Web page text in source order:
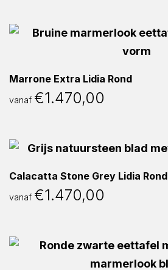
Marrone Extra Lidia Rond
vanaf €1.470,00
Calacatta Stone Grey Lidia Rond
vanaf €1.470,00